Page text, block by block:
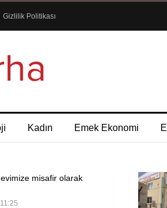
Gizlilik Politikası
Kadın Emek Ekonomi
misafir olarak